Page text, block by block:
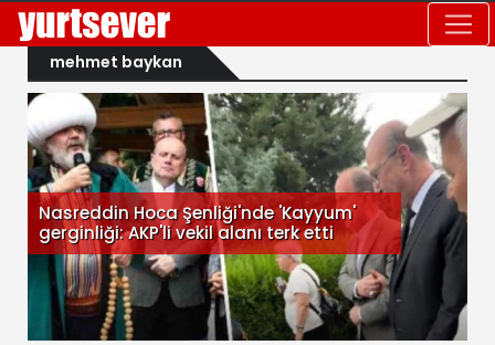
mehmet baykan
Nasreddin Hoca Şenliği'nde 'Kayyum'
gerginliği: AKP'li vekil alanı terk etti